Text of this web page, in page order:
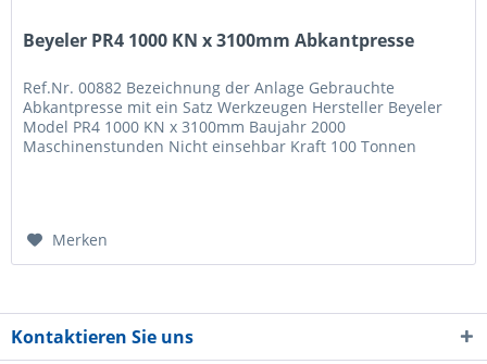
Beyeler PR4 1000 KN x 3100mm Abkantpresse
Ref.Nr. 00882 Bezeichnung der Anlage Gebrauchte
Abkantpresse mit ein Satz Werkzeugen Hersteller Beyeler
Model PR4 1000 KN x 3100mm Baujahr 2000
Maschinenstunden Nicht einsehbar Kraft 100 Tonnen
Merken
Kontaktieren Sie uns